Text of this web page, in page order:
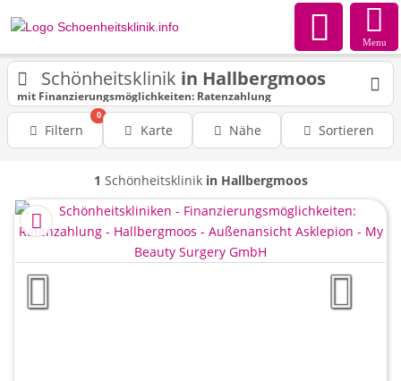
Menu
Schönheitsklinik in Hallbergmoos
mit Finanzierungsmöglichkeiten: Ratenzahlung
Filtern
0
Karte Nähe Sortieren
1 Schönheitsklinik in Hallbergmoos